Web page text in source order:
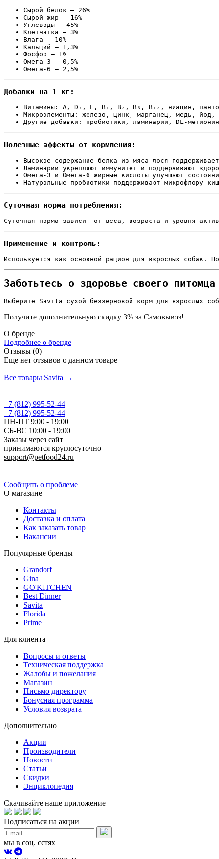
Сырой белок — 26%
Сырой жир — 16%
Углеводы — 45%
Клетчатка — 3%
Влага — 10%
Кальций — 1,3%
Фосфор — 1%
Омега-3 — 0,5%
Омега-6 — 2,5%
Добавки на 1 кг:
Витамины: A, D₃, E, B₁, B₂, B₆, B₁₂, ниацин,
Микроэлементы: железо, цинк, марганец, медь, йод,
Другие добавки: пробиотики, ламинарии, DL-метионин
Полезные эффекты от кормления:
Высокое содержание белка из мяса лося
Ламинарии укрепляют иммунитет и поддерживают
Омега-3 и Омега-6 жирные кислоты улучшают
Натуральные пробиотики поддерживают микрофлору
Суточная норма потребления:
Суточная норма зависит от веса, возраста и уровня
Применение и контроль:
Используется как основной рацион для взрослых собак.
Заботьтесь о здоровье своего
Выберите Savita сухой беззерновой корм для взрослых
Получите дополнительную скидку 3% за Самовывоз!
О бренде
Подробнее о бренде
Отзывы (0)
Еще нет отзывов о данном товаре
Все товары Savita →
+7 (812) 995-52-44
+7 (812) 995-52-44
ПН-ПТ 9:00 - 19:00
СБ-ВС 10:00 - 19:00
Заказы через сайт
принимаются круглосуточно
support@petfood24.ru
Сообщить о проблеме
О магазине
Контакты
Доставка и оплата
Как заказать товар
Вакансии
Популярные бренды
Grandorf
Gina
GO'KITCHEN
Best Dinner
Savita
Florida
Prime
Для клиента
Вопросы и ответы
Техническая поддержка
Жалобы и пожелания
Магазин
Письмо директору
Бонусная программа
Условия возврата
Дополнительно
Акции
Производители
Новости
Статьи
Скидки
Энциклопедия
Скачивайте наше приложение
Подписаться на акции
мы в соц. сетях